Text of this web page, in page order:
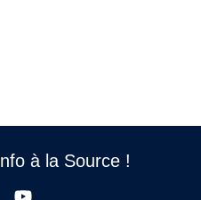
à la Source !